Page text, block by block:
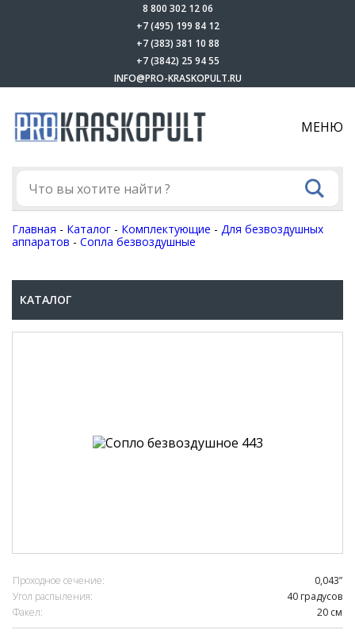
8 800 302 12 06
+7 (495) 199 84 12
+7 (383) 381 10 88
+7 (3842) 25 94 55
INFO@PRO-KRASKOPULT.RU
МЕНЮ
Главная - Каталог - Комплектующие - Для безвоздушных
аппаратов - Сопла безвоздушные
КАТАЛОГ
Проходное сечение:
0,043”
Угол распыления:
40 градусов
Факел:
20 см